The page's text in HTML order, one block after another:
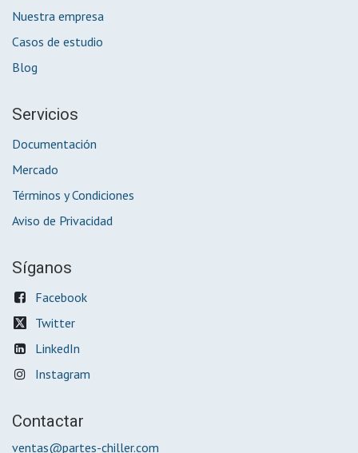
Nuestra empresa
Casos de estudio
Blog
Servicios
Documentación
Mercado
Términos y Condiciones
Aviso de Privacidad
Síganos
Facebook
Twitter
LinkedIn
Instagram
Contactar
ventas@partes-chiller.com